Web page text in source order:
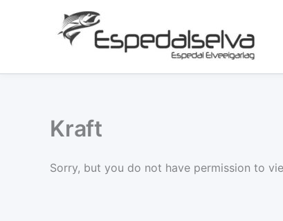
Kraft
Sorry, but you do not have permission to